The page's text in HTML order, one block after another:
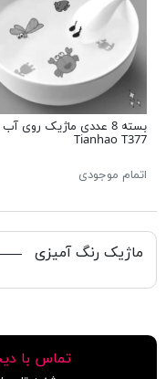
بسته 8 عددی ماژیک روی آب
Tianhao T377
اتمام موجودی
ماژیک رنگ آمیزی
تماس با